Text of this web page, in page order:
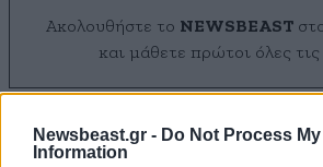
Newsbeast.gr - Do Not Process
Information
Ακολουθήστε το NEWSBEAST
και μάθετε πρώτοι όλες τις